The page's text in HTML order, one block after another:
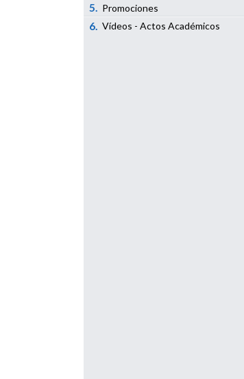
5. Promociones
6. Vídeos - Actos Académicos